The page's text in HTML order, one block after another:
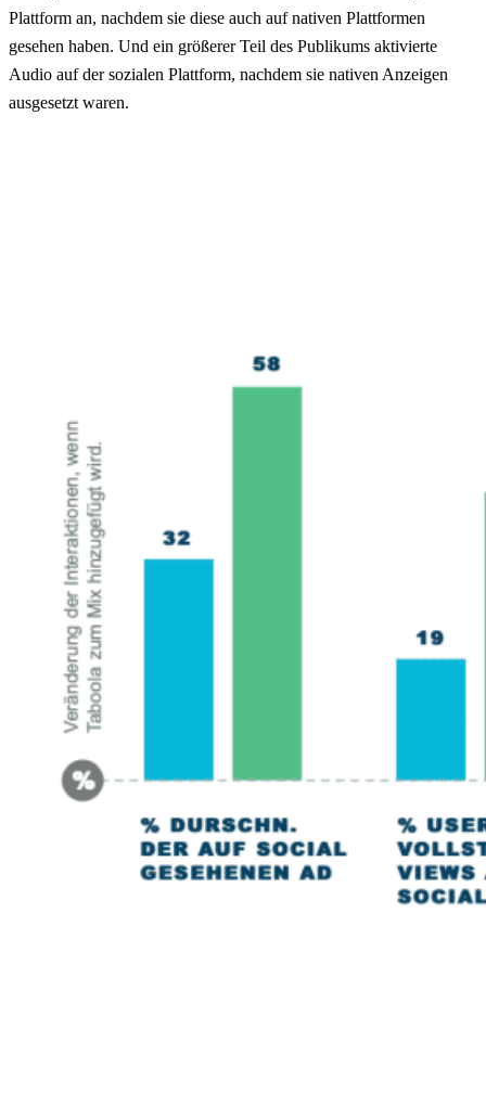
Plattform an, nachdem sie diese auch auf nativen Plattformen
gesehen haben. Und ein größerer Teil des Publikums aktivierte
Audio auf der sozialen Plattform, nachdem sie nativen Anzeigen
ausgesetzt waren.